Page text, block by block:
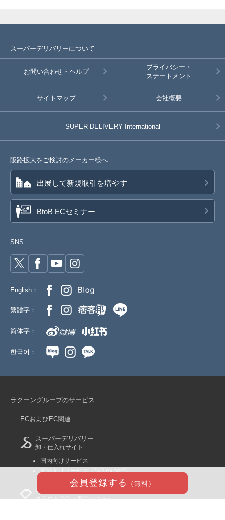
会員登録する （無料）
スーパーデリバリーについて
お問い合わせ・ヘルプ
プライバシー・
ステートメント
サイトマップ 会社概要
SUPER DELIVERY International
販路拡大をご検討のメーカー様へ
出展して新規取引を増やす
BtoB ECセミナー
SNS
English：
繁體字：
简体字：
한국어：
ラクーングループのサービス
ECおよびEC関連
スーパーデリバリー
卸・仕入れサイト
国内向けサービス
海外向けサービス （SD export）
COREC
クラウド受注・発注システム